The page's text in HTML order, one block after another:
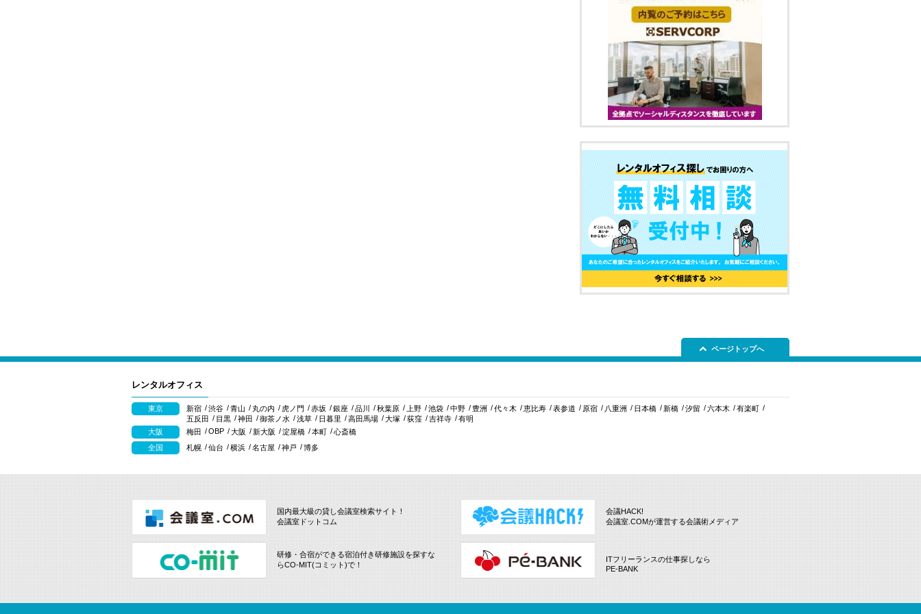
ページトップへ
レンタルオフィス
東京 新宿 渋谷 青山 丸の内 虎ノ門 赤坂 銀座 品川 秋葉原 上野 池袋 中野 豊洲 代々木 恵比寿 表参道 原宿 八重洲 日本橋 新橋 汐留 六本木
有楽町
五反田
目黒 神田 御茶ノ水 浅草 日暮里 高田馬場 大塚 荻窪 吉祥寺
有明
大阪
梅田 OBP 大阪 新大阪 淀屋橋 本町
心斎橋
全国
札幌 仙台 横浜 名古屋 神戸 博多
国内最大級の貸し会議室検索サイト！
会議室ドットコム
会議HACK!
会議室.COMが運営する会議術メディア
研修・合宿ができる宿泊付き研修施設を探すな
らCO-MIT(コミット)で！
ITフリーランスの仕事探しなら
PE-BANK